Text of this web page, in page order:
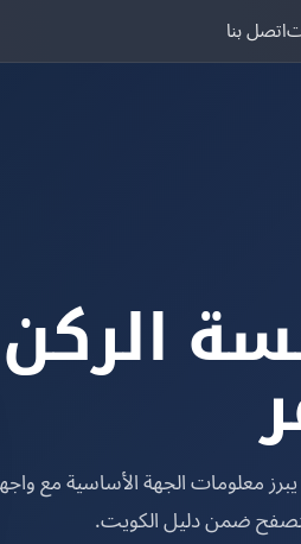
اتصل بنا
الركن
معلومات الجهة الأساسية مع
ضمن دليل الكويت.